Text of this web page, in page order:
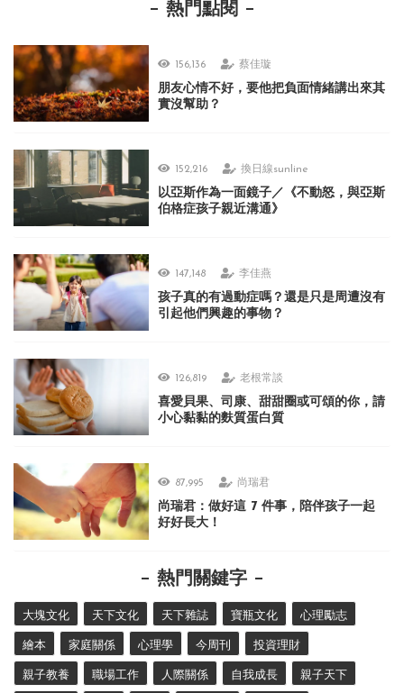
熱門點閱
156,136 蔡佳璇
朋友心情不好，要他把負面情緒講出來其
實沒幫助？
152,216 換日線sunline
以亞斯作為一面鏡子／《不動怒，與亞斯
伯格症孩子親近溝通》
147,148 李佳燕
孩子真的有過動症嗎？還是只是周遭沒有
引起他們興趣的事物？
126,819 老根常談
喜愛貝果、司康、甜甜圈或可頌的你，請
小心黏黏的麩質蛋白質
87,995 尚瑞君
尚瑞君：做好這 7 件事，陪伴孩子一起
好好長大！
熱門關鍵字
大塊文化 天下文化 天下雜誌 寶瓶文化 心理勵志
繪本 家庭關係 心理學 今周刊 投資理財
親子教養 職場工作 人際關係 自我成長 親子天下